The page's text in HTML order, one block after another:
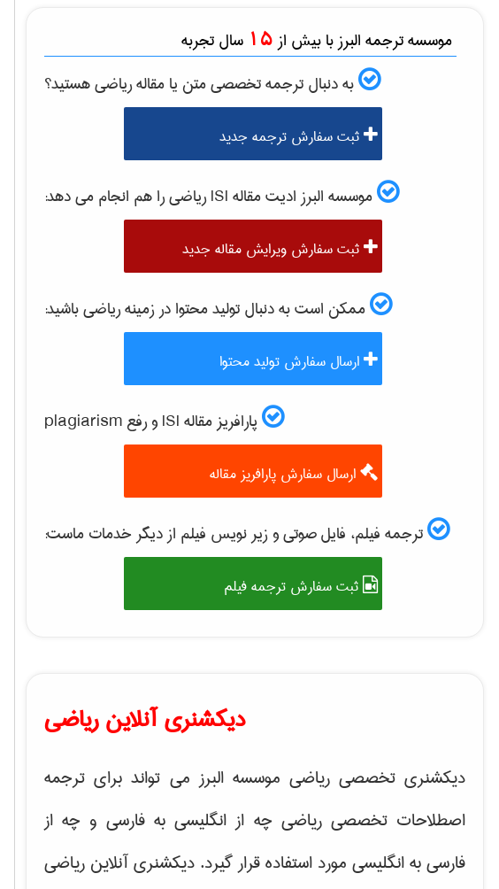
موسسه ترجمه البرز با بیش از 15 سال تجربه
به دنبال ترجمه تخصصی متن یا مقالهرياضیهستید؟
ثبت سفارش ترجمه جدید
موسسه البرز ادیت مقاله ISI رياضیرا هم انجام می دهد:
ثبت سفارش ویرایش مقاله جدید
ممکن است به دنبال تولید محتوا در زمینهرياضیباشید:
ارسال سفارش تولید محتوا
پارافریز مقاله ISI و رفع plagiarism
ارسال سفارش پارافریز مقاله
ترجمه فیلم، فایل صوتی و زیر نویس فیلم از دیگر خدمات ماست:
ثبت سفارش ترجمه فیلم
دیکشنری آنلاین ریاضی
دیکشنری تخصصی ریاضی موسسه البرز می تواند برای ترجمه
اصطلاحات تخصصی ریاضی چه از انگلیسی به فارسی و چه از
فارسی به انگلیسی مورد استفاده قرار گیرد. دیکشنری آنلاین ریاضی